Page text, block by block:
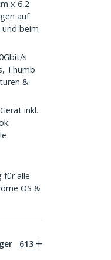
x 6,2
auf
beim
s
Thumb
&
inkl.
für alle
OS &
613